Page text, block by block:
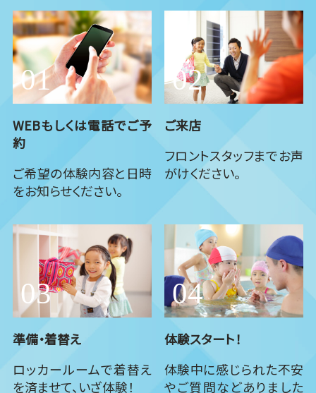
WEBもしくは電話でご予
約
ご希望の体験内容と日時
をお知らせください。
ご来店
フロントスタッフまでお声
がけください。
準備・着替え
ロッカールームで着替え
を済ませて、いざ体験！
体験スタート！
体験中に感じられた不安
やご質問などありました